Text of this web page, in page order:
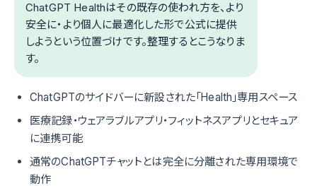
ChatGPT Healthはその既存の使われ方を、より
安全に・より個人に最適化した形で公式に提供
しようという位置づけです。整理するとこうなりま
す。
ChatGPTのサイドバーに新設された「Health」専用スペース
医療記録・ウェアラブルアプリ・フィットネスアプリとセキュア
に連携可能
通常のChatGPTチャットとは完全に分離された専用環境で
動作